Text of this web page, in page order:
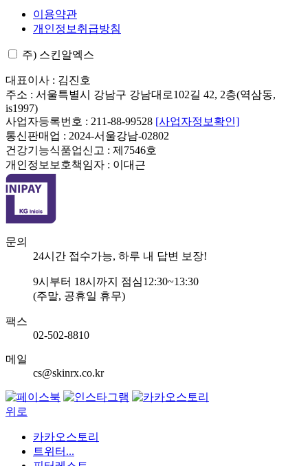
이용약관
개인정보취급방침
주) 스킨알엑스
대표이사 : 김진호
주소 : 서울특별시 강남구 강남대로102길 42, 2층(역삼동,
is1997)
사업자등록번호 : 211-88-99528 [사업자정보확인]
통신판매업 : 2024-서울강남-02802
건강기능식품업신고 : 제7546호
개인정보보호책임자 : 이대근
문의
24시간 접수가능, 하루 내 답변 보장!
9시부터 18시까지 점심12:30~13:30
(주말, 공휴일 휴무)
팩스
02-502-8810
메일
cs@skinrx.co.kr
위로
카카오스토리
트위터...